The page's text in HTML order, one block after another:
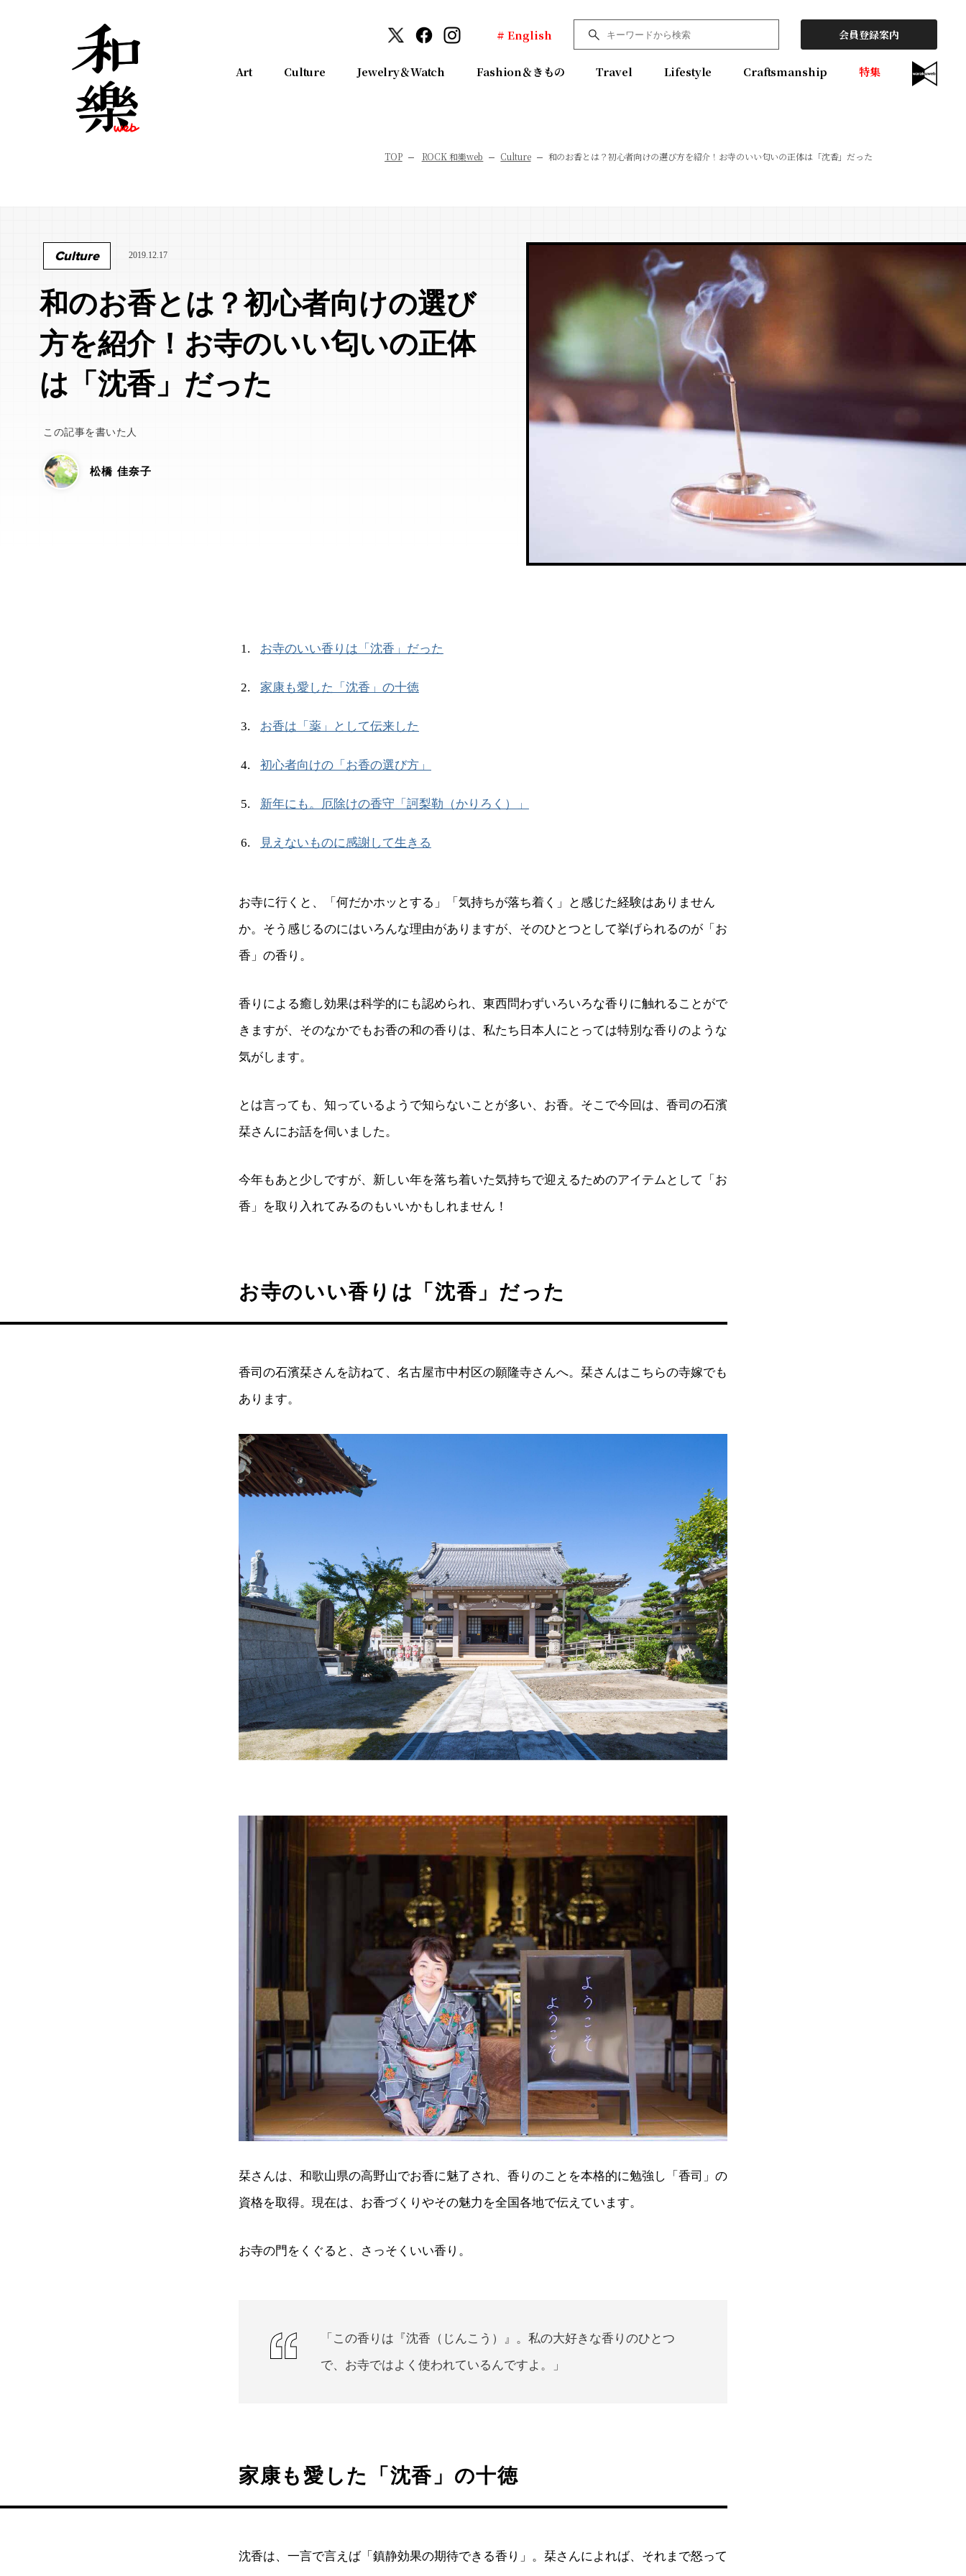
# English 会員登録案内
Art Culture Jewelry＆Watch Fashion＆きもの Travel Lifestyle Craftsmanship 特集
TOP ROCK 和樂web Culture 和のお香とは？初心者向けの選び方を紹介！お寺のいい匂いの正体は「沈香」だった
Culture 2019.12.17
和のお香とは？初心者向けの選び
方を紹介！お寺のいい匂いの正体
は「沈香」だった
この記事を書いた人
松橋 佳奈子
お寺のいい香りは「沈香」だった
家康も愛した「沈香」の十徳
お香は「薬」として伝来した
初心者向けの「お香の選び方」
新年にも。厄除けの香守「訶梨勒（かりろく）」
見えないものに感謝して生きる
お寺に行くと、「何だかホッとする」「気持ちが落ち着く」と感じた経験はありません
か。そう感じるのにはいろんな理由がありますが、そのひとつとして挙げられるのが「お
香」の香り。
香りによる癒し効果は科学的にも認められ、東西問わずいろいろな香りに触れることがで
きますが、そのなかでもお香の和の香りは、私たち日本人にとっては特別な香りのような
気がします。
とは言っても、知っているようで知らないことが多い、お香。そこで今回は、香司の石濱
栞さんにお話を伺いました。
今年もあと少しですが、新しい年を落ち着いた気持ちで迎えるためのアイテムとして「お
香」を取り入れてみるのもいいかもしれません！
お寺のいい香りは「沈香」だった
香司の石濱栞さんを訪ねて、名古屋市中村区の願隆寺さんへ。栞さんはこちらの寺嫁でも
あります。
栞さんは、和歌山県の高野山でお香に魅了され、香りのことを本格的に勉強し「香司」の
資格を取得。現在は、お香づくりやその魅力を全国各地で伝えています。
お寺の門をくぐると、さっそくいい香り。
「この香りは『沈香（じんこう）』。私の大好きな香りのひとつ
で、お寺ではよく使われているんですよ。」
家康も愛した「沈香」の十徳
沈香は、一言で言えば「鎮静効果の期待できる香り」。栞さんによれば、それまで怒って